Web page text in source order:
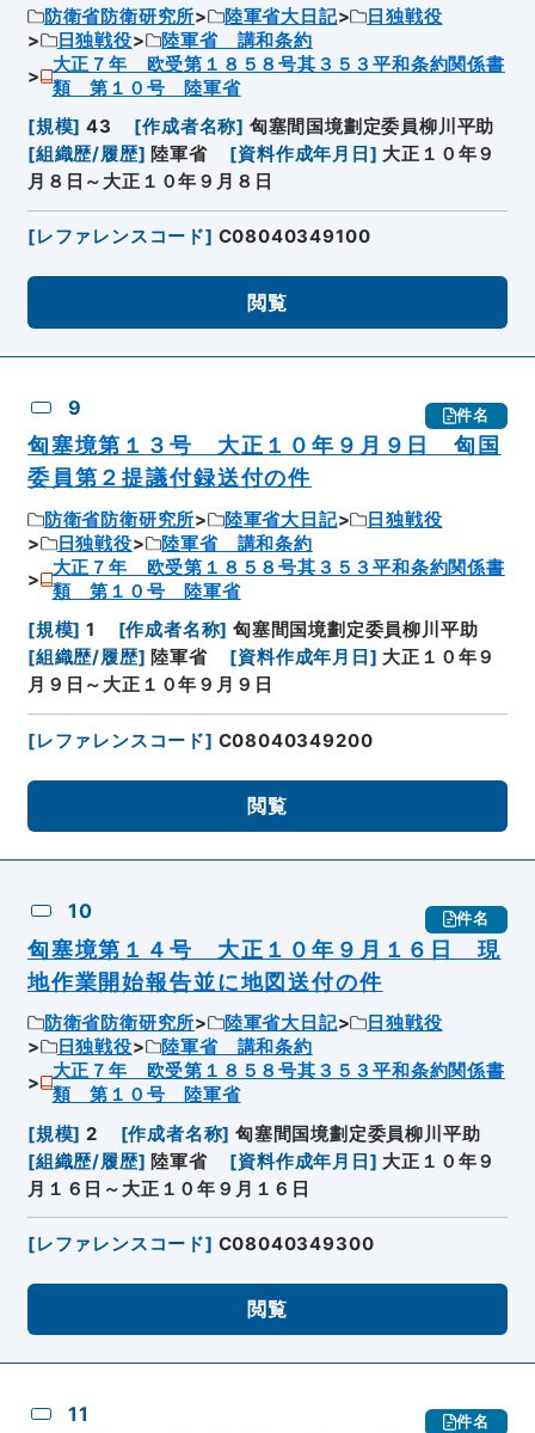
防衛省防衛研究所 陸軍省大日記
日独戦役
日独戦役
陸軍省 講和条約
大正７年 欧受第１８５８号其３５３平和条約関係書
類 第１０号 陸軍省
[規模] 43 [作成者名称] 匈塞間国境劃定委員柳川平助
[組織歴/履歴] 陸軍省 [資料作成年月日 ] 大正１０年９
月８日～大正１０年９月８日
[レファレンスコード] C08040349100
閲覧
9 件名
匈塞境第１３号 大正１０年９月９日 匈国
委員第２提議付録送付の件
防衛省防衛研究所 陸軍省大日記
日独戦役
日独戦役
陸軍省 講和条約
大正７年 欧受第１８５８号其３５３平和条約関係書
類 第１０号 陸軍省
[規模] 1 [作成者名称] 匈塞間国境劃定委員柳川平助
[組織歴/履歴] 陸軍省 [資料作成年月日 ] 大正１０年９
月９日～大正１０年９月９日
[レファレンスコード] C08040349200
閲覧
10 件名
匈塞境第１４号 大正１０年９月１６日 現
地作業開始報告並に地図送付の件
防衛省防衛研究所 陸軍省大日記
日独戦役
日独戦役
陸軍省 講和条約
大正７年 欧受第１８５８号其３５３平和条約関係書
類 第１０号 陸軍省
[規模] 2 [作成者名称] 匈塞間国境劃定委員柳川平助
[組織歴/履歴] 陸軍省 [資料作成年月日 ] 大正１０年９
月１６日～大正１０年９月１６日
[レファレンスコード] C08040349300
閲覧
11 件名